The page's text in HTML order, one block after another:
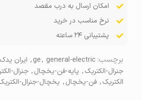
امکان ارسال به درب مقصد
نرخ مناسب در خرید
پشتیبانی ۲۴ ساعته
برچسب: ge, general-electric
, ایران یدک
جنرال-الکتریک, پایه-فن-یخچال, جنرال-
الکتریک, فن-یخچال, یخچال-جنرال-